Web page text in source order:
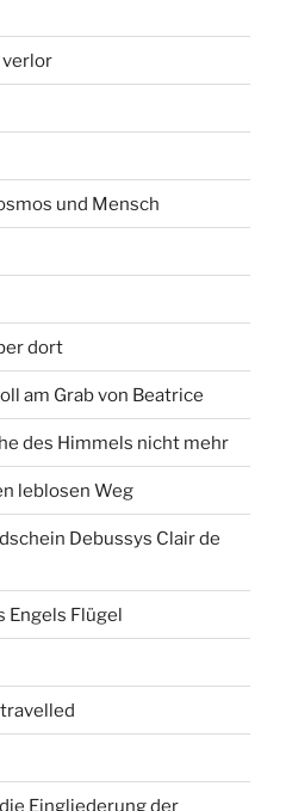
verlor
und Mensch
dort
am Grab von Beatrice
des Himmels nicht mehr
leblosen Weg
Debussys Clair de
Engels Flügel
Eingliederung der